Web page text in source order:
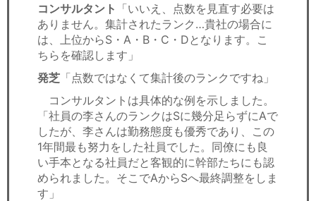
コンサルタント 「いいえ、点数を見直す必要は
ありません。集計されたランク…貴社の場合に
は、上位からS・A・B・C・Dとなります。こ
ちらを確認します」
発芝 「点数ではなくて集計後のランクですね」
コンサルタントは具体的な例を示しました。
「社員の李さんのランクはSに幾分足らずにAで
したが、李さんは勤務態度も優秀であり、この
1年間最も努力をした社員でした。同僚にも良
い手本となる社員だと客観的に幹部たちにも認
められました。そこでAからSへ最終調整をしま
す」